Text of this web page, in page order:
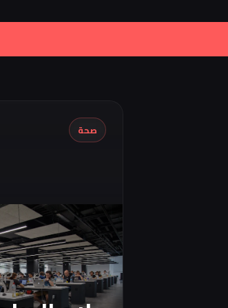
Iran Proposes Oman to
صحة